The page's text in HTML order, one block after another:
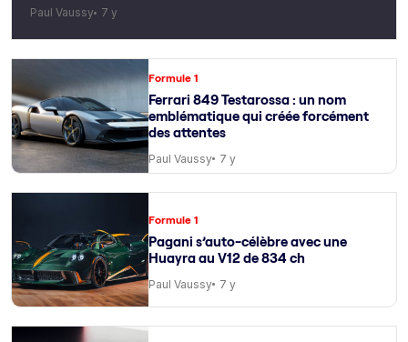
Paul Vaussy 7 y
Formule 1
Ferrari 849 Testarossa : un nom
emblématique qui créée forcément
des attentes
Paul Vaussy 7 y
Formule 1
Pagani s’auto-célèbre avec une
Huayra au V12 de 834 ch
Paul Vaussy 7 y